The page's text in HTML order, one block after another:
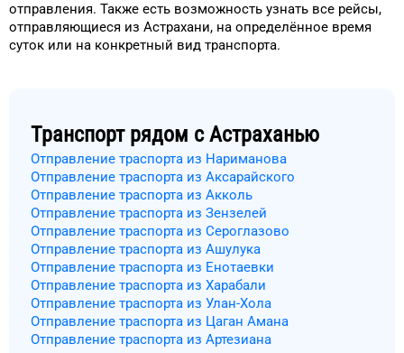
отправления. Также есть возможность узнать все рейсы,
отправляющиеся из Астрахани, на определённое время
суток или на конкретный вид транспорта.
Транспорт рядом с Астраханью
Отправление траспорта из Нариманова
Отправление траспорта из Аксарайского
Отправление траспорта из Акколь
Отправление траспорта из Зензелей
Отправление траспорта из Сероглазово
Отправление траспорта из Ашулука
Отправление траспорта из Енотаевки
Отправление траспорта из Харабали
Отправление траспорта из Улан-Хола
Отправление траспорта из Цаган Амана
Отправление траспорта из Артезиана